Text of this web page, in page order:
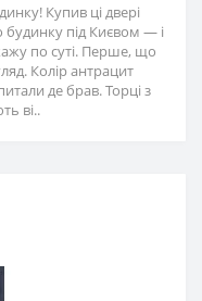
Купив ці двері
будинку під Києвом — і
по суті. Перше, що
Колір антрацит
де брав. Торці з
ві..